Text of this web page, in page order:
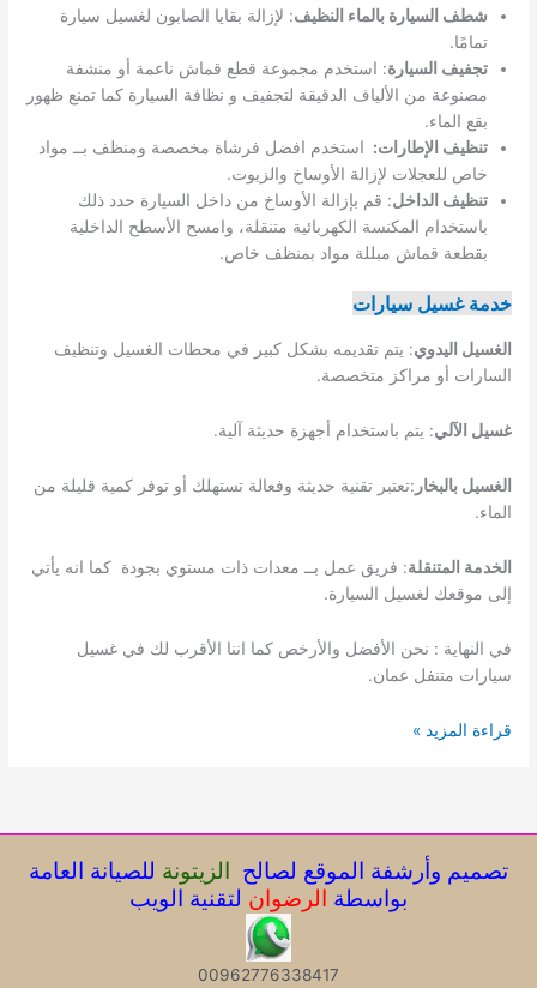
شطف السيارة بالماء النظيف: لإزالة بقايا الصابون لغسيل سيارة
تمامًا.
تجفيف السيارة: استخدم مجموعة قطع قماش ناعمة أو منشفة
مصنوعة من الألياف الدقيقة لتجفيف و نظافة السيارة كما تمنع ظهور
بقع الماء.
تنظيف الإطارات: استخدم افضل فرشاة مخصصة ومنظف بــ مواد
خاص للعجلات لإزالة الأوساخ والزيوت.
تنظيف الداخل: قم بإزالة الأوساخ من داخل السيارة حدد ذلك
باستخدام المكنسة الكهربائية متنقلة، وامسح الأسطح الداخلية
بقطعة قماش مبللة مواد بمنظف خاص.
خدمة غسيل سيارات
الغسيل اليدوي: يتم تقديمه بشكل كبير في محطات الغسيل وتنظيف
السارات أو مراكز متخصصة.
غسيل الآلي: يتم باستخدام أجهزة حديثة آلية.
الغسيل بالبخار :تعتبر تقنية حديثة وفعالة تستهلك أو توفر كمية قليلة من
الماء.
الخدمة المتنقلة: فريق عمل بــ معدات ذات مستوي بجودة كما انه يأتي
إلى موقعك لغسيل السيارة.
في النهاية : نحن الأفضل والأرخص كما اننا الأقرب لك في غسيل
سيارات متنفل عمان.
غسيل
قراءة المزيد »
تصميم وأرشفة الموقع لصالح الزيتونة للصيانة العامة
بواسطة الرضوان لتقنية الويب
00962776338417